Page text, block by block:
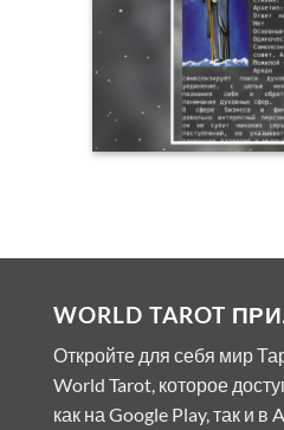
WORLD TAROT
Откройте для себя мир
World Tarot, которое
как на Google Play, так и в